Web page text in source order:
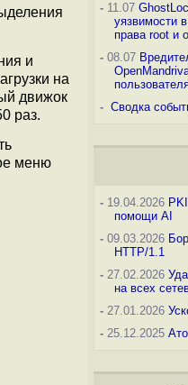
и
на
движок
раз.
меню
-11.07
уязвимости
права root и
-08.07
- Сводка
-19.04.2026
помощи AI
-09.03.2026
HTTP/1.1
-27.02.2026
на всех
-27.01.2026
-25.12.2025